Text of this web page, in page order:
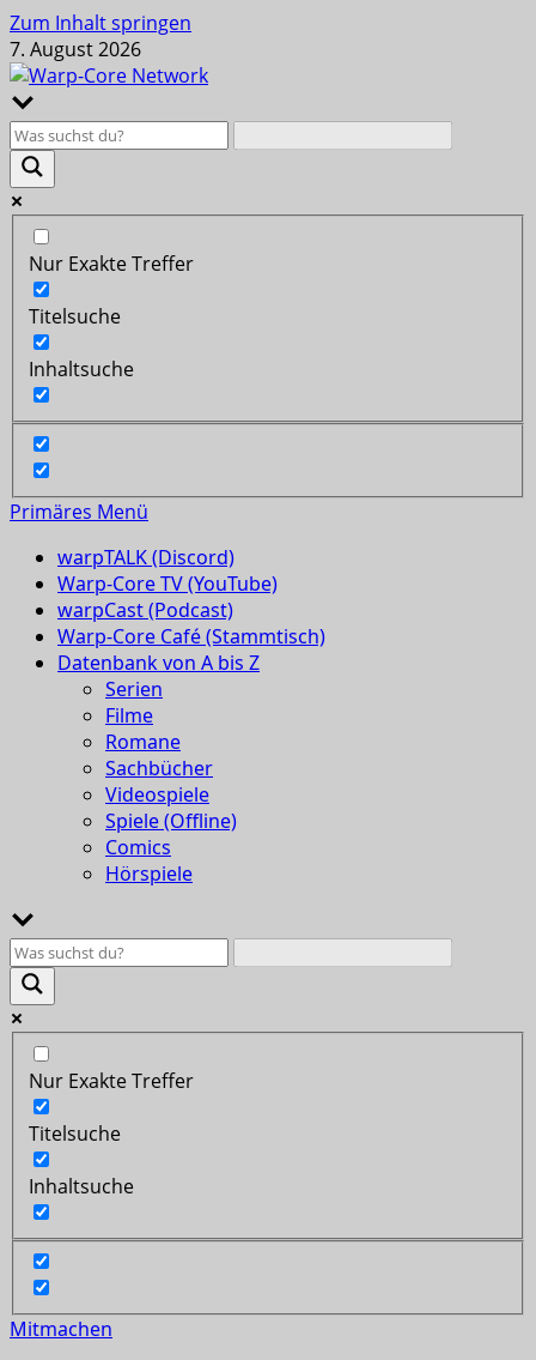
Zum Inhalt springen
7. August 2026
Nur Exakte Treffer
Titelsuche
Inhaltsuche
Primäres Menü
warpTALK (Discord)
Warp-Core TV (YouTube)
warpCast (Podcast)
Warp-Core Café (Stammtisch)
Datenbank von A bis Z
Serien
Filme
Romane
Sachbücher
Videospiele
Spiele (Offline)
Comics
Hörspiele
Nur Exakte Treffer
Titelsuche
Inhaltsuche
Mitmachen